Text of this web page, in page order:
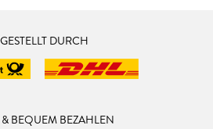
DURCH
BEQUEM BEZAHLEN